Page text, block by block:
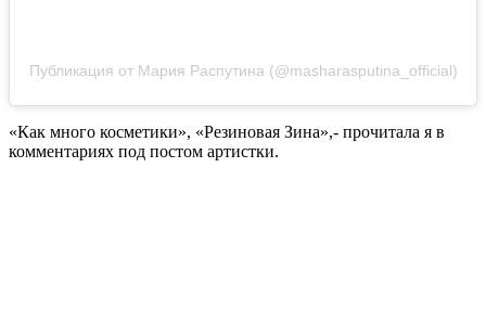
Публикация от Мария Распутина (@masharasputina_official)
«Как много косметики», «Резиновая Зина»,- прочитала я в
комментариях под постом артистки.